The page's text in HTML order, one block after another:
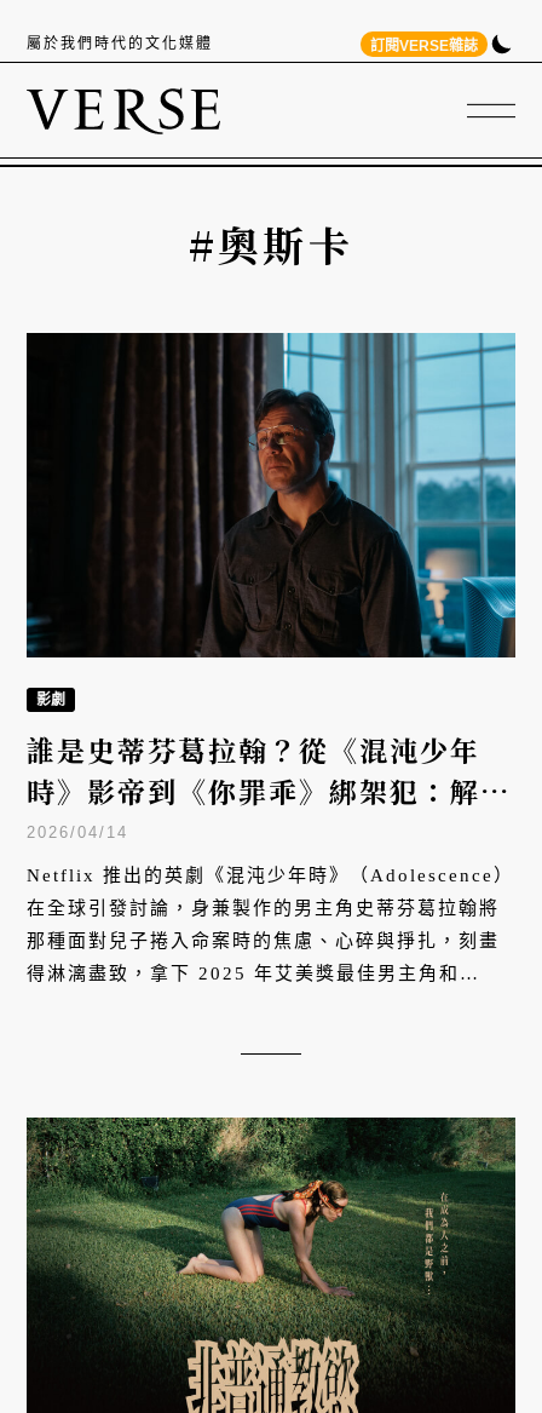
屬於我們時代的文化媒體 訂閱VERSE雜誌
#奧斯卡
影劇
誰是史蒂芬葛拉翰？從《混沌少年
時》影帝到《你罪乖》綁架犯：解構
英國演技巨匠與 5 部必看神劇
2026/04/14
Netflix 推出的英劇《混沌少年時》（Adolescence）
在全球引發討論，身兼製作的男主角史蒂芬葛拉翰將
那種面對兒子捲入命案時的焦慮、心碎與掙扎，刻畫
得淋漓盡致，拿下 2025 年艾美獎最佳男主角和
人。